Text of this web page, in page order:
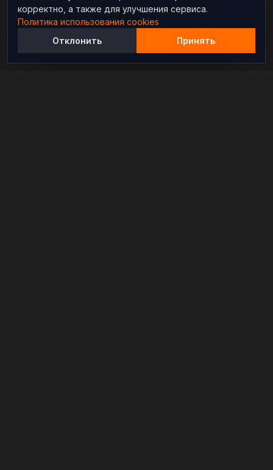
корректно, а также для улучшения сервиса.
Политика использования cookies
Отклонить
Принять